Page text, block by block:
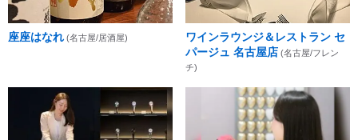
座座はなれ (名古屋/居酒屋)
ワインラウンジ＆レストラン セ
パージュ 名古屋店 (名古屋/フレン
チ)